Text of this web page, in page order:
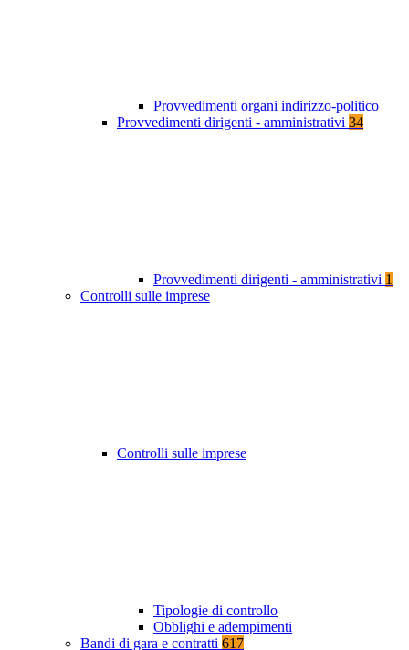
Provvedimenti organi indirizzo-politico
Provvedimenti dirigenti - amministrativi 34
Provvedimenti dirigenti - amministrativi 1
Controlli sulle imprese
Controlli sulle imprese
Tipologie di controllo
Obblighi e adempimenti
Bandi di gara e contratti 617